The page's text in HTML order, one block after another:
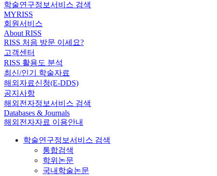
학술연구정보서비스 검색
MYRISS
회원서비스
About RISS
RISS 처음 방문 이세요?
고객센터
RISS 활용도 분석
최신/인기 학술자료
해외자료신청(E-DDS)
공지사항
해외전자정보서비스 검색
Databases & Journals
해외전자자료 이용안내
학술연구정보서비스 검색
통합검색
학위논문
국내학술논문